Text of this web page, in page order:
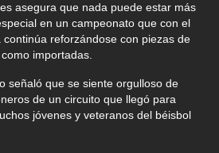
asegura que nada puede estar más
en un campeonato que con el
reforzándose con piezas de
importadas.
señaló que se siente orgulloso de
de un circuito que llegó para
jóvenes y veteranos del béisbol